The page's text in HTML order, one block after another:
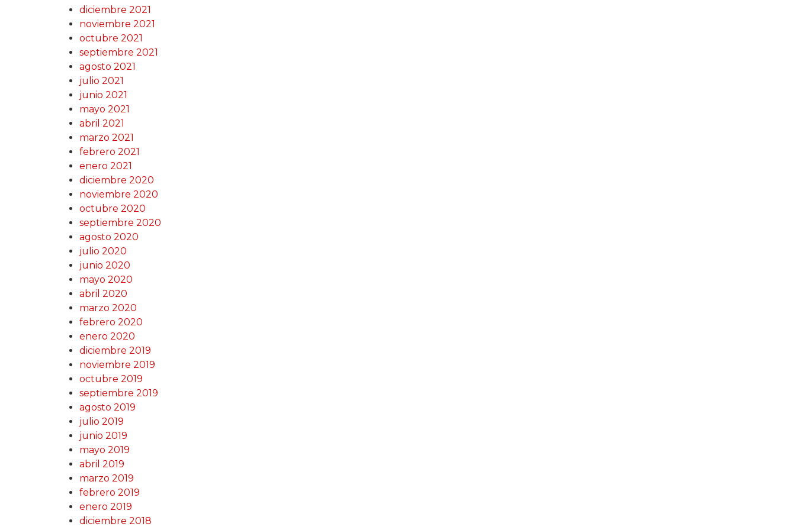
diciembre 2021
noviembre 2021
octubre 2021
septiembre 2021
agosto 2021
julio 2021
junio 2021
mayo 2021
abril 2021
marzo 2021
febrero 2021
enero 2021
diciembre 2020
noviembre 2020
octubre 2020
septiembre 2020
agosto 2020
julio 2020
junio 2020
mayo 2020
abril 2020
marzo 2020
febrero 2020
enero 2020
diciembre 2019
noviembre 2019
octubre 2019
septiembre 2019
agosto 2019
julio 2019
junio 2019
mayo 2019
abril 2019
marzo 2019
febrero 2019
enero 2019
diciembre 2018